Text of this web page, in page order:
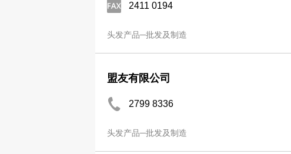
2411 0194
头发产品─批发及制造
盟友有限公司
2799 8336
头发产品─批发及制造